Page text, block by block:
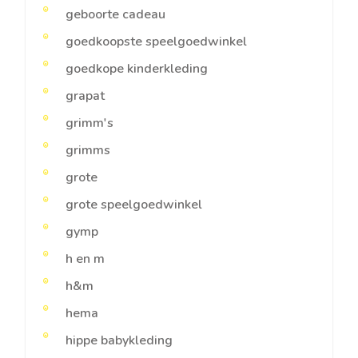
geboorte cadeau
goedkoopste speelgoedwinkel
goedkope kinderkleding
grapat
grimm's
grimms
grote
grote speelgoedwinkel
gymp
h en m
h&m
hema
hippe babykleding